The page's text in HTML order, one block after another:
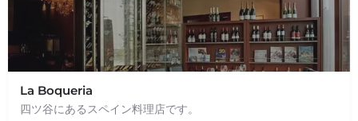
La Boqueria
四ツ谷にあるスペイン料理店です。